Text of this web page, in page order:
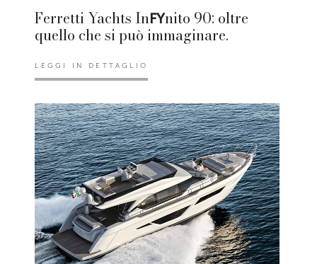
Ferretti Yachts InFYnito 90: oltre
quello che si può immaginare.
LEGGI IN DETTAGLIO